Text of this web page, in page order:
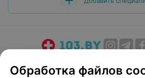
Медицинский маркетинг
Обработка файлов